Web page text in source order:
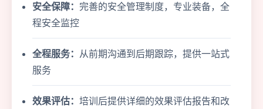
安全保障： 完善的安全管理制度，专业装备，全
程安全监控
全程服务： 从前期沟通到后期跟踪，提供一站式
服务
效果评估： 培训后提供详细的效果评估报告和改